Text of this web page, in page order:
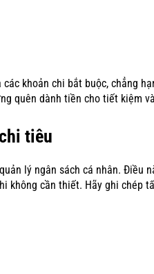
khoản chi bắt buộc, chẳng
quên dành tiền cho tiết kiệm
tiêu
lý ngân sách cá nhân. Điều
không cần thiết. Hãy ghi chép